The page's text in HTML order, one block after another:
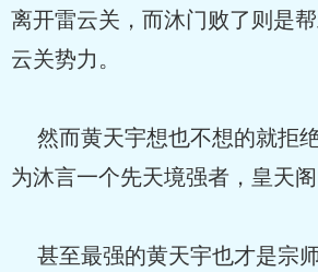
离开雷云关，而沐门败了则是
云关势力。
然而黄天宇想也不想的就拒
为沐言一个先天境强者，皇天阁
甚至最强的黄天宇也才是宗